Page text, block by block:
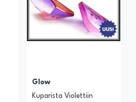
Glow
Kuparista Violettiin